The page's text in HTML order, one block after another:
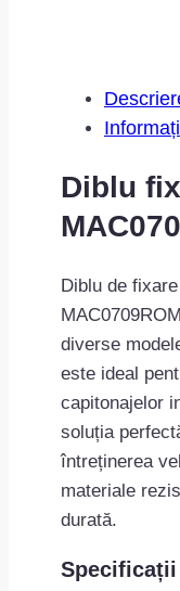
Diblu
Diblu de
diverse
este ideal
capitonajelor
soluția
întreținerea
materiale
durată.